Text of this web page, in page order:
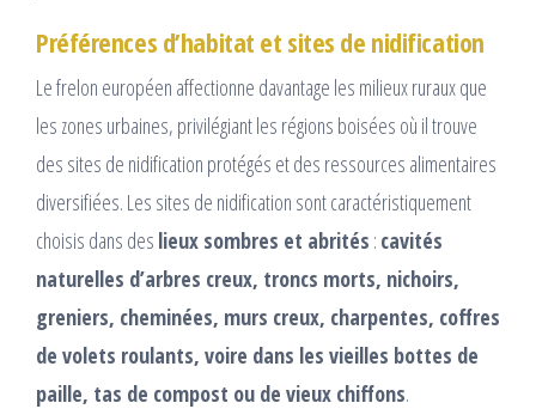
Préférences d’habitat et sites de nidification
Le frelon européen affectionne davantage les milieux ruraux que
les zones urbaines, privilégiant les régions boisées où il trouve
des sites de nidification protégés et des ressources alimentaires
diversifiées. Les sites de nidification sont caractéristiquement
choisis dans des lieux sombres et abrités : cavités
naturelles d’arbres creux, troncs morts, nichoirs,
greniers, cheminées, murs creux, charpentes, coffres
de volets roulants, voire dans les vieilles bottes de
paille, tas de compost ou de vieux chiffons.